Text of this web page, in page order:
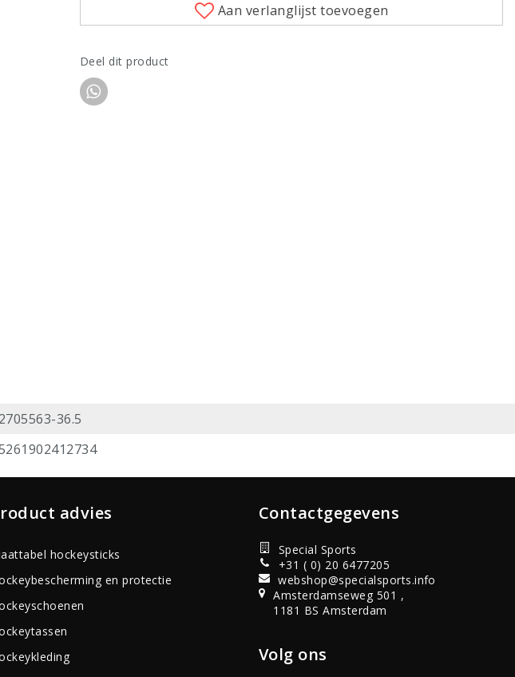
Aan verlanglijst toevoegen
Deel dit product
2705563-36.5
advies
hockeysticks
en protectie
Contactgegevens
Special Sports
+31 ( 0) 20 6477205
webshop@specialsports.info
Amsterdamseweg 501 ,
1181 BS Amsterdam
Volg ons